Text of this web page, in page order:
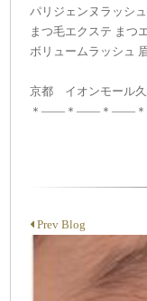
パリジェンヌラッシ
まつ毛エクステ まつ
ボリュームラッシュ
京都 イオンモール
＊——＊——＊——
Prev Blog